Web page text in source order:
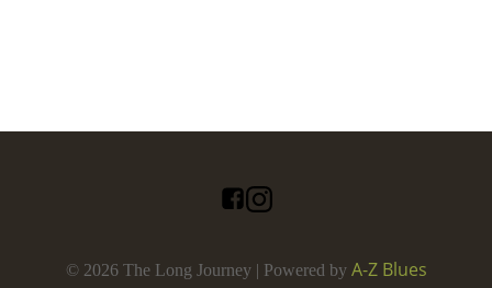
© 2026 The Long Journey | Powered by A-Z Blues